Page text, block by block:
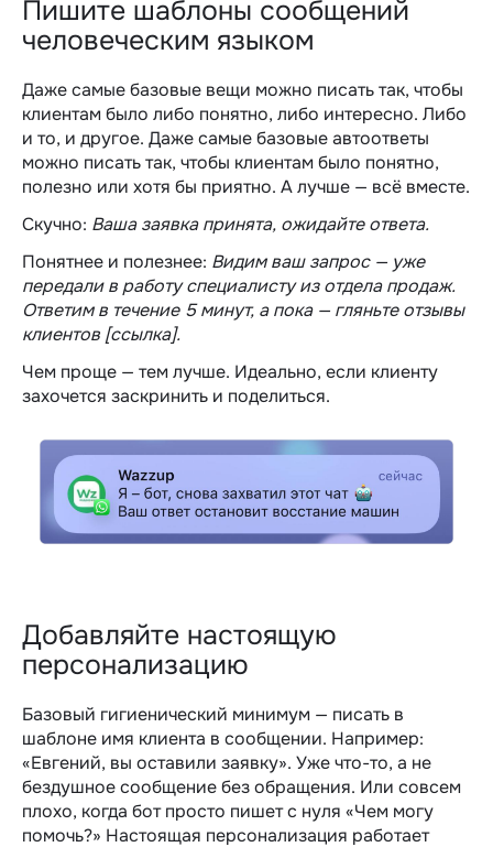
Пишите шаблоны сообщений
человеческим языком
Даже самые базовые вещи можно писать так, чтобы
клиентам было либо понятно, либо интересно. Либо
и то, и другое. Даже самые базовые автоответы
можно писать так, чтобы клиентам было понятно,
полезно или хотя бы приятно. А лучше — всё вместе.
Скучно: Ваша заявка принята, ожидайте ответа.
Понятнее и полезнее: Видим ваш запрос — уже
передали в работу специалисту из отдела продаж.
Ответим в течение 5 минут, а пока — гляньте отзывы
клиентов [ссылка].
Чем проще — тем лучше. Идеально, если клиенту
захочется заскринить и поделиться.
Добавляйте настоящую
персонализацию
Базовый гигиенический минимум — писать в
шаблоне имя клиента в сообщении. Например:
«Евгений, вы оставили заявку». Уже что-то, а не
бездушное сообщение без обращения. Или совсем
плохо, когда бот просто пишет с нуля «Чем могу
помочь?» Настоящая персонализация работает